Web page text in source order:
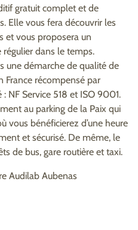
gratuit complet et de
Elle vous fera découvrir les
et vous proposera un
dans le temps.
une démarche de qualité de
France récompensé par
NF Service 518 et ISO 9001.
au parking de la Paix qui
vous bénéficierez d’une heure
et sécurisé. De même, le
de bus, gare routière et taxi.
Audilab Aubenas